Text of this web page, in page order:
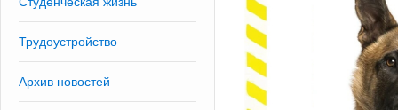
Трудоустройство
Архив новостей